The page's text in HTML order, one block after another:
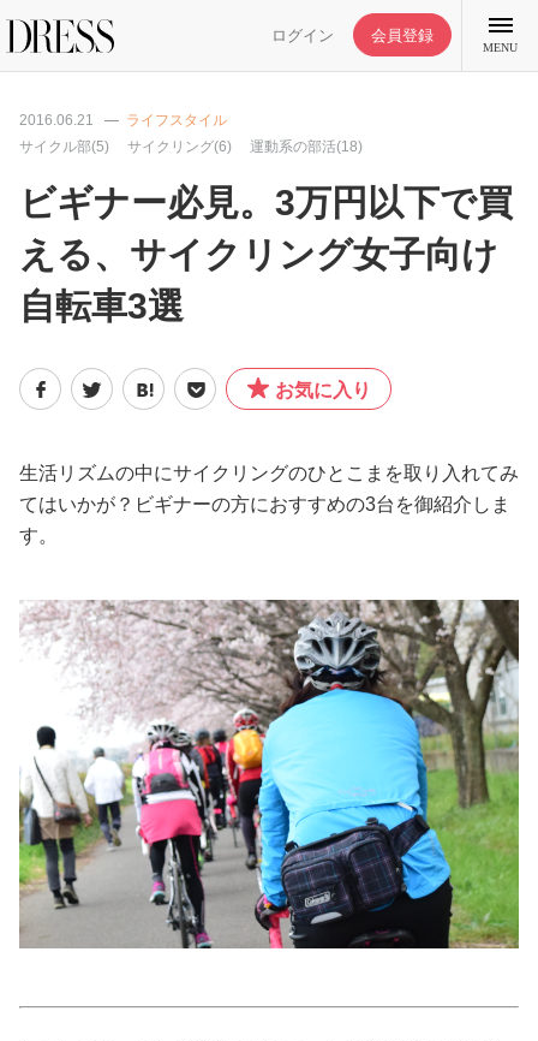
ログイン 会員登録
MENU
DRESS部活
ライフスタイル
恋愛/結婚/離婚
ワークスタイル
妊娠/出産/家族
ココロ/カラダ
グルメ
カルチャー/エンタメ
2016.06.21
ライフスタイル
サイクル部(5)
サイクリング(6) 運動系の部活(18)
ビギナー必見。3万円以下で買
える、サイクリング女子向け
自転車3選
お気に入り
生活リズムの中にサイクリングのひとこまを取り入れてみ
てはいかが？ビギナーの方におすすめの3台を御紹介しま
す。